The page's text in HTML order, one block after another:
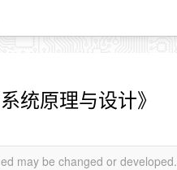
统原理与设计》
may be changed or developed.